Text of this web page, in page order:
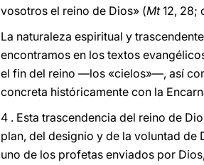
vosotros el reino de Dios» (Mt12, 28;
La naturaleza espiritual y
encontramos en los textos
el fin del reino ―los «cielos»―, así
concreta históricamente con la
4 . Esta trascendencia del reino de
plan, del designio y de la voluntad de
uno de los profetas enviados por